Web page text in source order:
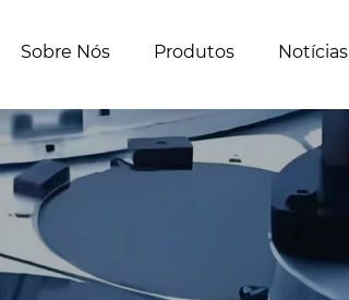
Sobre Nós Produtos Notícias